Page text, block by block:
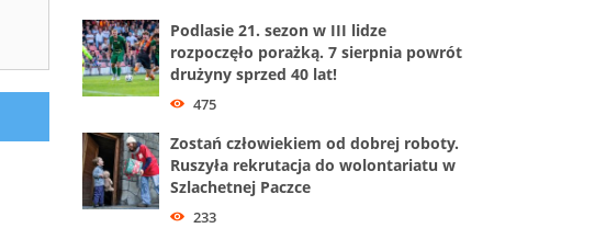
Podlasie 21. sezon w III lidze
rozpoczęło porażką. 7 sierpnia powrót
drużyny sprzed 40 lat!
475
Zostań człowiekiem od dobrej roboty.
Ruszyła rekrutacja do wolontariatu w
Szlachetnej Paczce
233